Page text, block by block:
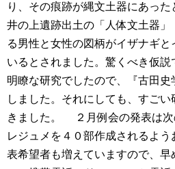
り、その痕跡が縄文土器にあっ
井の上遺跡出土の「人体文土器
る男性と女性の図柄がイザナギ
いるとされました。驚くべき仮
明瞭な研究でしたので、『古田
しました。それにしても、すご
きました。
２月例会の発表は次
レジュメを４０部作成されるよ
表希望者も増えていますので、